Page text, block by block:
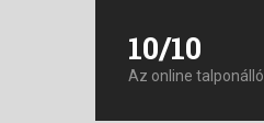
10/10
Az online talponálló